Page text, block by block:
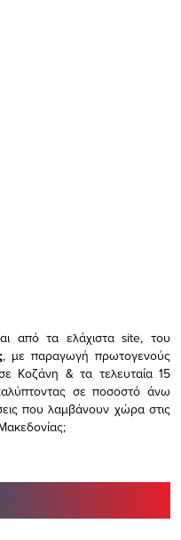
από τα ελάχισταsite, του
, με παραγωγή πρωτογενούς
Κοζάνη & τα τελευταία 15
σε ποσοστό άνω
που λαμβάνουν χώρα στις